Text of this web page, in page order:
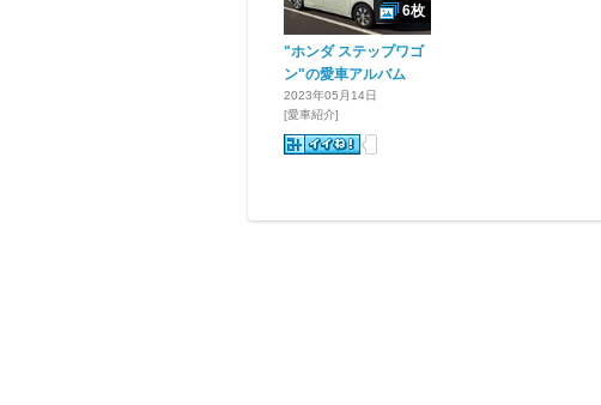
"ホンダ ステップワゴ
ン"の愛車アルバム
6枚
2023年05月14日
[愛車紹介]